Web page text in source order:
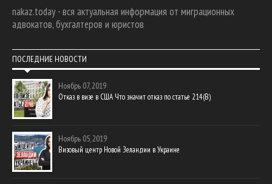
nakaz.today - вся актуальная информация от миграционных
адвокатов, бухгалтеров и юристов
ПОСЛЕДНИЕ НОВОСТИ
Ноябрь 07, 2019
Отказ в визе в США Что значит отказ по статье 214(В)
Ноябрь 05, 2019
Визовый центр Новой Зеландии в Украине